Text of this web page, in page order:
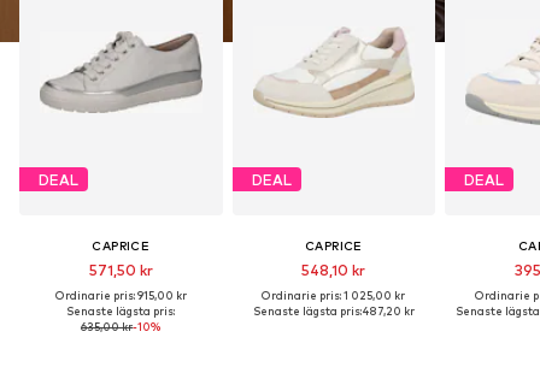
DEAL
CAPRICE
571,50 kr
Ordinarie pris: 915,00 kr
Senaste lägsta pris:
635,00 kr-10%
DEAL
CAPRICE
548,10 kr
Ordinarie pris: 1 025,00 kr
Senaste lägsta pris:487,20 kr
DEAL
Ordinarie
Senaste lägsta